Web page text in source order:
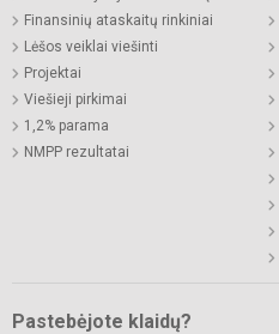
Finansinių ataskaitų rinkiniai
Lėšos veiklai viešinti
Projektai
Viešieji pirkimai
1,2% parama
NMPP rezultatai
Pastebėjote klaidų?